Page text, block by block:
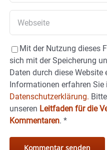
Mit der Nutzung dieses
sich mit der Speicherung
Daten durch diese Website
Informationen erfahren Sie
Datenschutzerklärung.
unseren Leitfaden für die
Kommentaren. *